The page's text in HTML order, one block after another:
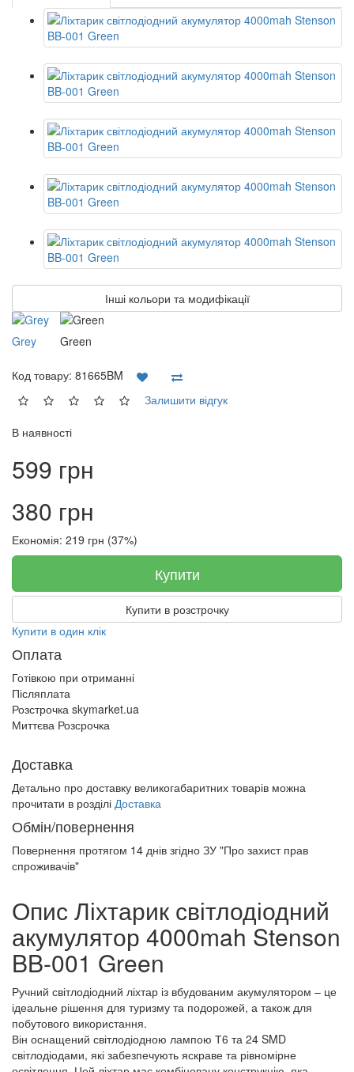
Інші кольори та модифікації
Grey Green
Код товару: 81665BM
Залишити відгук
В наявності
599 грн
380 грн
Економія: 219 грн (37%)
Купити
Купити в розстрочку
Купити в один клік
Оплата
Готівкою при отриманні
Післяплата
Розстрочка skymarket.ua
Миттєва Розсрочка
Доставка
Детально про доставку великогабаритних товарів можна
прочитати в розділі Доставка
Обмін/повернення
Повернення протягом 14 днів згідно ЗУ "Про захист прав
спроживачів"
Опис Ліхтарик світлодіодний
акумулятор 4000mah Stenson
BB-001 Green
Ручний світлодіодний ліхтар із вбудованим акумулятором – це
ідеальне рішення для туризму та подорожей, а також для
побутового використання.
Він оснащений світлодіодною лампою Т6 та 24 SMD
світлодіодами, які забезпечують яскраве та рівномірне